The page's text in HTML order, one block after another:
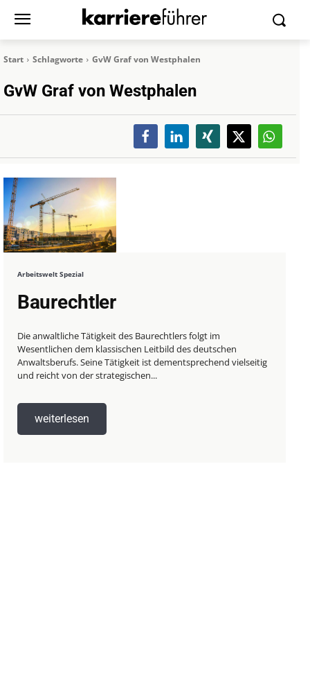
Start Schlagworte GvW Graf von Westphalen
GvW Graf von Westphalen
Arbeitswelt Spezial
Baurechtler
Die anwaltliche Tätigkeit des Baurechtlers folgt im
Wesentlichen dem klassischen Leitbild des deutschen
Anwaltsberufs. Seine Tätigkeit ist dementsprechend vielseitig
und reicht von der strategischen...
weiterlesen